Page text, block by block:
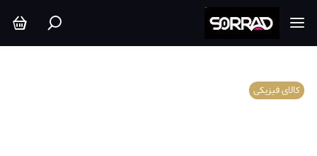
کالای فیزیکی